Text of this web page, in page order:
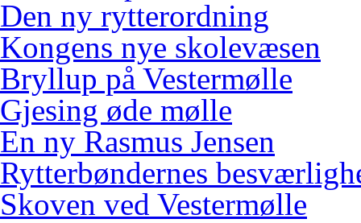
Den ny rytterordning
Kongens nye skolevæsen
Bryllup på Vestermølle
Gjesing øde mølle
En ny Rasmus Jensen
Rytterbøndernes
Skoven ved Vestermølle